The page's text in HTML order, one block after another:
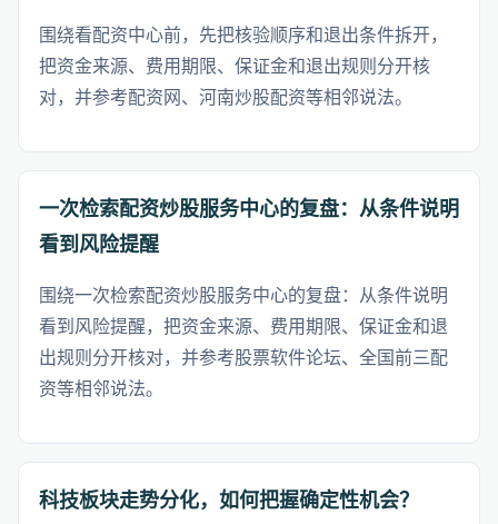
围绕看配资中心前，先把核验顺序和退出条件拆开，
把资金来源、费用期限、保证金和退出规则分开核
对，并参考配资网、河南炒股配资等相邻说法。
一次检索配资炒股服务中心的复盘：从条件说明
看到风险提醒
围绕一次检索配资炒股服务中心的复盘：从条件说明
看到风险提醒，把资金来源、费用期限、保证金和退
出规则分开核对，并参考股票软件论坛、全国前三配
资等相邻说法。
科技板块走势分化，如何把握确定性机会？